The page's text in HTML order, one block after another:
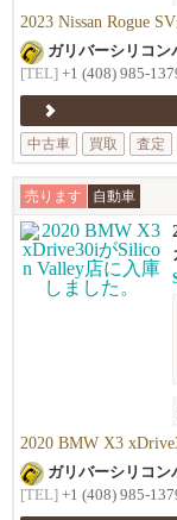
2023 Nissan Rogue
ガリバーシリコン
[TEL] +1 (408) 985-
中古車
買取 査定
売ります 自動車
2020 BMW X3
ガリバーシリコン
[TEL] +1 (408) 985-